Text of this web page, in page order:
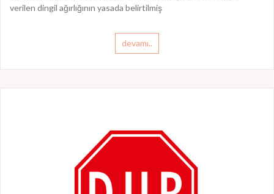
verilen dingil ağırlığının yasada belirtilmiş
devamı..